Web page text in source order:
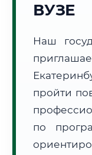
📍 Региональная
Почтовые индексы:
Часовой пояс:
Формат учебы:
🗺️ Зона
ВУЗЕ
Наш
пройти
по